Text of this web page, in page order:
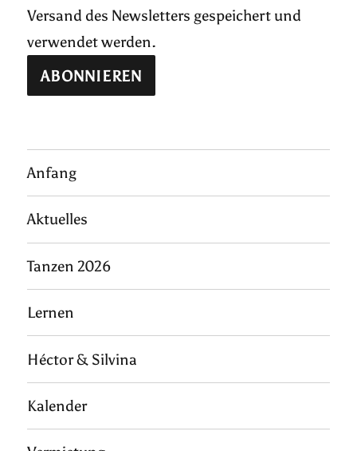
Versand des Newsletters gespeichert und
verwendet werden.
Anfang
Aktuelles
Tanzen 2026
Lernen
Héctor & Silvina
Kalender